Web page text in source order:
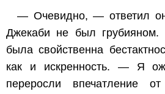
— Очевидно, — ответил
Джекаби не был грубияном.
была свойственна
как и искренность. — Я
переросли впечатление